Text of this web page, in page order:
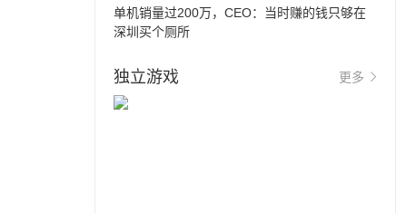
单机销量过200万，CEO：当时赚的钱只够在
深圳买个厕所
独立游戏 更多